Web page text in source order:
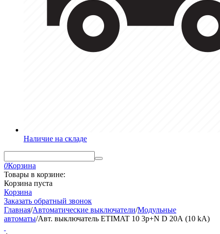
Наличие на складе
0Корзина
Товары в корзине:
Корзина пуста
Корзина
Заказать обратный звонок
Главная/Автоматические выключатели/Модульные
автоматы/Авт. выключатель ETIMAT 10 3p+N D 20А (10 kA)